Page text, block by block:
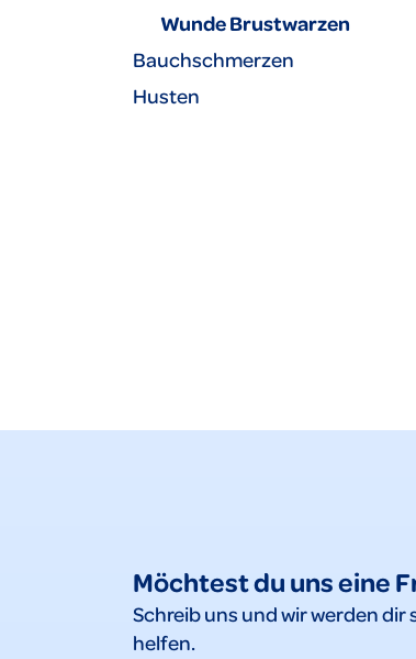
Wunde Brustwarzen
Bauchschmerzen
Husten
Möchtest du uns eine
Schreib uns und wir werden
helfen.